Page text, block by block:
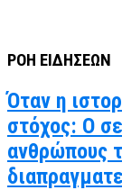
ΡΟΗ ΕΙΔΗΣΕΩΝ
Όταν η
στόχος: Ο
ανθρώπους